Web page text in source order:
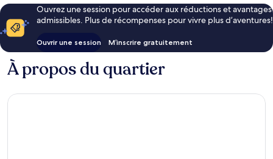
Ouvrez une session pour accéder aux réductions et avantages
admissibles. Plus de récompenses pour vivre plus d’aventures!
Ouvrir une session M’inscrire gratuitement
À propos du quartier